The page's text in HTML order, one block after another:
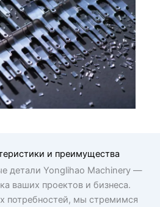
и преимущества
детали Yonglihao Machinery —
ваших проектов и бизнеса.
потребностей, мы стремимся